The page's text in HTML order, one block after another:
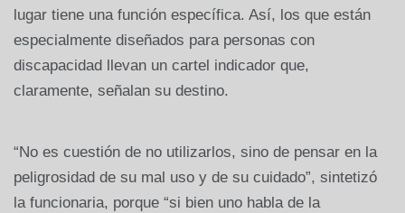
lugar tiene una función específica. Así, los que están
especialmente diseñados para personas con
discapacidad llevan un cartel indicador que,
claramente, señalan su destino.
“No es cuestión de no utilizarlos, sino de pensar en la
peligrosidad de su mal uso y de su cuidado”, sintetizó
la funcionaria, porque “si bien uno habla de la